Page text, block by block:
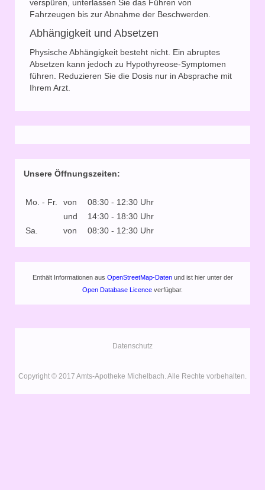
verspüren, unterlassen Sie das Führen von
Fahrzeugen bis zur Abnahme der Beschwerden.
Abhängigkeit und Absetzen
Physische Abhängigkeit besteht nicht. Ein abruptes
Absetzen kann jedoch zu Hypothyreose-Symptomen
führen. Reduzieren Sie die Dosis nur in Absprache mit
Ihrem Arzt.
Unsere Öffnungszeiten:
Mo. - Fr. von
08:30 - 12:30 Uhr
und
14:30 - 18:30 Uhr
Sa.
von 08:30 - 12:30 Uhr
Enthält Informationen aus OpenStreetMap-Daten und ist hier unter der
Open Database Licence verfügbar.
Datenschutz
Copyright © 2017 Amts-Apotheke Michelbach. Alle Rechte vorbehalten.